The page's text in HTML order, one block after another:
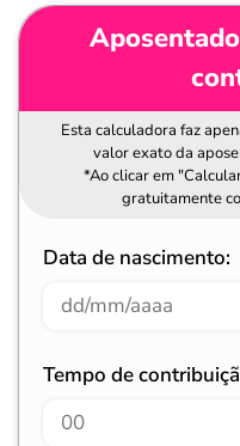
Esta calculadora faz
valor exato da
*Ao clicar em
gratuitamente
Data de nascimento:
Tempo de